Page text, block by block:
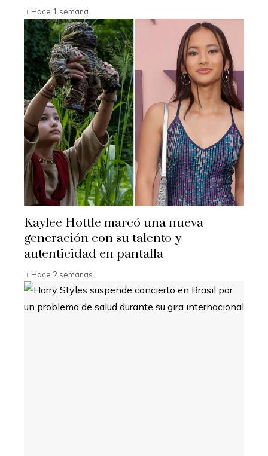
Hace 1 semana
Kaylee Hottle marcó una nueva
generación con su talento y
autenticidad en pantalla
Hace 2 semanas